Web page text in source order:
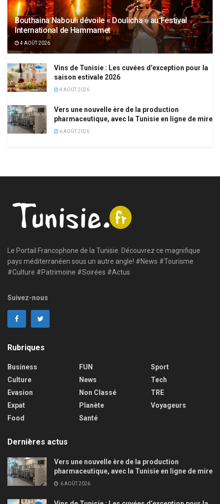
Bouthaina Nabouli dévoile « Doulicha » au Festival
International de Hammamet
4 AOÛT 2026
Vins de Tunisie : Les cuvées d’exception pour la
saison estivale 2026
4 AOÛT 2026
Vers une nouvelle ère de la production
pharmaceutique, avec la Tunisie en ligne de mire
6 AOÛT 2026
Le Portail Francophone de la Tunisie. Découvrez ce magnifique
pays méditerranéen sous un autre angle! #News #Tourisme
#Culture #Patrimoine #Soirées #Actus
Suivez-nous
Rubriques
Business
Culture
Evasion
Expat
Food
FUN
News
Non Classé
Planète
Santé
Sport
Tech
TRE
Voyageurs
Dernières actus
Vers une nouvelle ère de la production
pharmaceutique, avec la Tunisie en ligne de mire
6 AOÛT 2026